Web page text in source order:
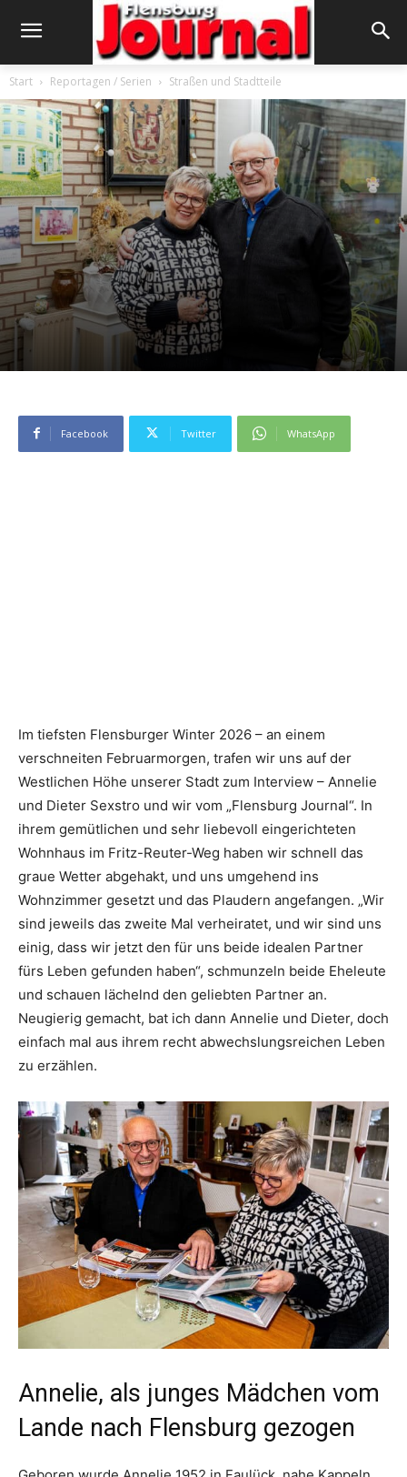
Start Reportagen / Serien Straßen und Stadtteile
Facebook Twitter WhatsApp
Im tiefsten Flensburger Winter 2026 – an einem
verschneiten Februarmorgen, trafen wir uns auf der
Westlichen Höhe unserer Stadt zum Interview – Annelie
und Dieter Sexstro und wir vom „Flensburg Journal“. In
ihrem gemütlichen und sehr liebevoll eingerichteten
Wohnhaus im Fritz-Reuter-Weg haben wir schnell das
graue Wetter abgehakt, und uns umgehend ins
Wohnzimmer gesetzt und das Plaudern angefangen. „Wir
sind jeweils das zweite Mal verheiratet, und wir sind uns
einig, dass wir jetzt den für uns beide idealen Partner
fürs Leben gefunden haben“, schmunzeln beide Eheleute
und schauen lächelnd den geliebten Partner an.
Neugierig gemacht, bat ich dann Annelie und Dieter, doch
einfach mal aus ihrem recht abwechslungsreichen Leben
zu erzählen.
Annelie, als junges Mädchen vom
Lande nach Flensburg gezogen